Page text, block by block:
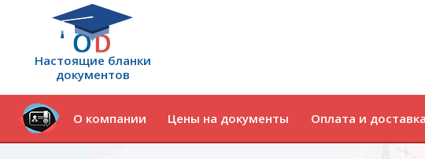
Настоящие бланки
документов
О компании Цены на документы Оплата и доставка